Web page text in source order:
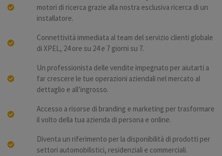
motori di ricerca grazie alla nostra esclusiva ricerca di un
installatore.
Connettività immediata al team del servizio clienti globale
di XPEL, 24 ore su 24 e 7 giorni su 7.
Un professionista delle vendite impegnato per aiutarti a
far crescere le tue operazioni aziendali nel mercato al
dettaglio e all’ingrosso.
Accesso a risorse di branding e marketing per trasformare
il volto della tua azienda di persona e online.
Diventa un riferimento per la disponibilità di prodotti per
settori automobilistici, residenziali e commerciali.